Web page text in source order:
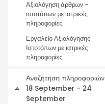
Αξιολόγηση άρθρων -
ιστοτόπων με ιατρικές
πληροφορίες
Εργαλείο Αξιολόγησης
Ιστοτόπων με ιατρικές
πληροφορίες
Collapse
Αναζήτηση πληροφοριών
18 September - 24
September